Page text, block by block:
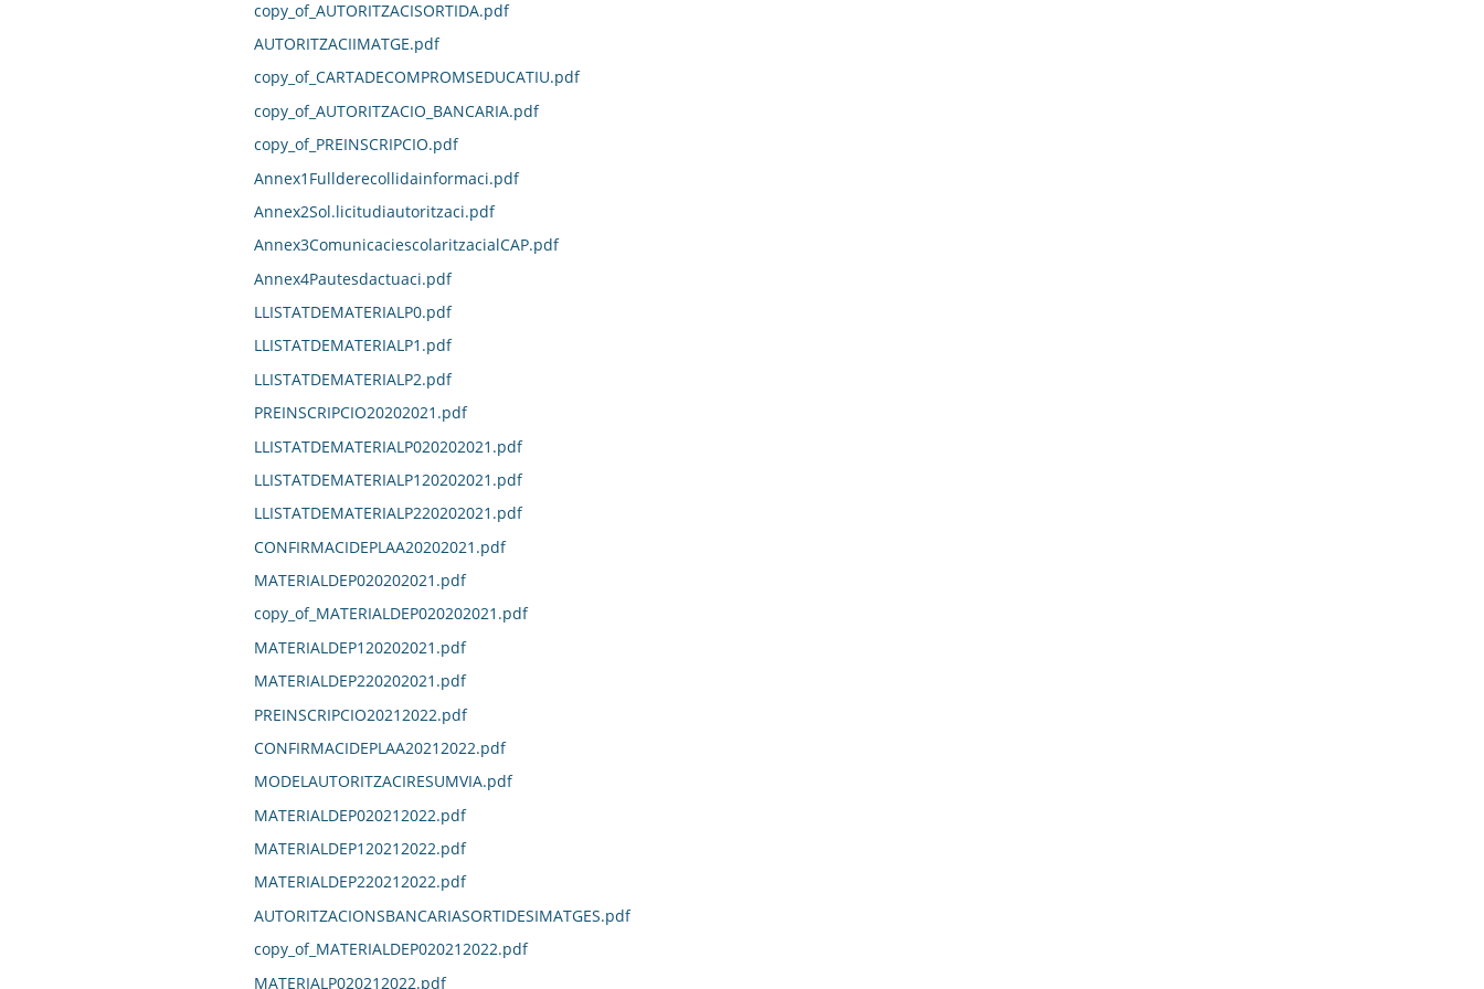
copy_of_AUTORITZACISORTIDA.pdf
AUTORITZACIIMATGE.pdf
copy_of_CARTADECOMPROMSEDUCATIU.pdf
copy_of_AUTORITZACIO_BANCARIA.pdf
copy_of_PREINSCRIPCIO.pdf
Annex1Fullderecollidainformaci.pdf
Annex2Sol.licitudiautoritzaci.pdf
Annex3ComunicaciescolaritzacialCAP.pdf
Annex4Pautesdactuaci.pdf
LLISTATDEMATERIALP0.pdf
LLISTATDEMATERIALP1.pdf
LLISTATDEMATERIALP2.pdf
PREINSCRIPCIO20202021.pdf
LLISTATDEMATERIALP020202021.pdf
LLISTATDEMATERIALP120202021.pdf
LLISTATDEMATERIALP220202021.pdf
CONFIRMACIDEPLAA20202021.pdf
MATERIALDEP020202021.pdf
copy_of_MATERIALDEP020202021.pdf
MATERIALDEP120202021.pdf
MATERIALDEP220202021.pdf
PREINSCRIPCIO20212022.pdf
CONFIRMACIDEPLAA20212022.pdf
MODELAUTORITZACIRESUMVIA.pdf
MATERIALDEP020212022.pdf
MATERIALDEP120212022.pdf
MATERIALDEP220212022.pdf
AUTORITZACIONSBANCARIASORTIDESIMATGES.pdf
copy_of_MATERIALDEP020212022.pdf
MATERIALP020212022.pdf